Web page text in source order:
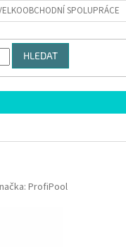
SPOLUPRÁCE
HLEDAT
ProfiPool